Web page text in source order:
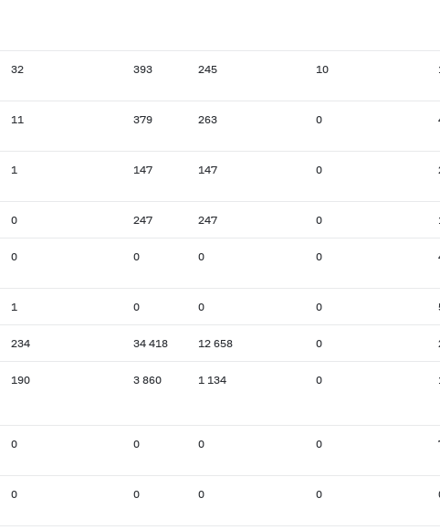
32 393 245 10
11 379 263 0
1 147 147 0
0 247 247 0
0 0 0 0
1 0 0 0
234 34 418 12 658 0
190 3 860 1 134 0
0 0 0 0
0 0 0 0